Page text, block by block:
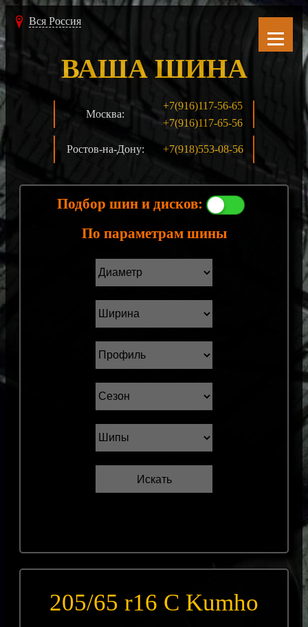
Вся Россия
Москва:
+7(916)117-56-65
+7(916)117-65-56
Ростов-на-Дону: +7(918)553-08-56
ВАША ШИНА
Подбор шин и дисков:
По параметрам шины
205/65 r16 С Kumho